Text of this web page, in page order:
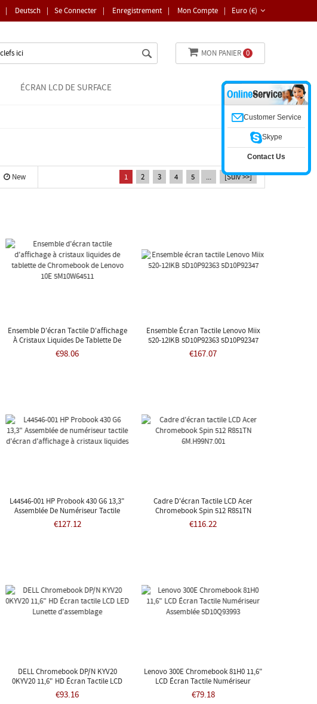
Euro (€)
Se Connecter | Enregistrement | Mon Compte |
| Deutsch |
MON PANIER 0
ÉCRAN LCD DE SURFACE
New 1 2 3 4 5 ... [Suiv >>]
Ensemble D'écran Tactile D'affichage
À Cristaux Liquides De Tablette De
Chromebook De Lenovo 10E
5M10W64511
€98.06
Ensemble Écran Tactile Lenovo Miix
520-12IKB 5D10P92363 5D10P92347
€167.07
L44546-001 HP Probook 430 G6 13,3"
Assemblée De Numériseur Tactile
D'écran D'affichage À Cristaux
Liquides
€127.12
Cadre D'écran Tactile LCD Acer
Chromebook Spin 512 R851TN
6M.H99N7.001
€116.22
DELL Chromebook DP/N KYV20
0KYV20 11,6" HD Écran Tactile LCD
LED Lunette D'assemblage
€93.16
Lenovo 300E Chromebook 81H0 11,6"
LCD Écran Tactile Numériseur
Assemblée 5D10Q93993
€79.18
Customer Service
Skype
Contact Us